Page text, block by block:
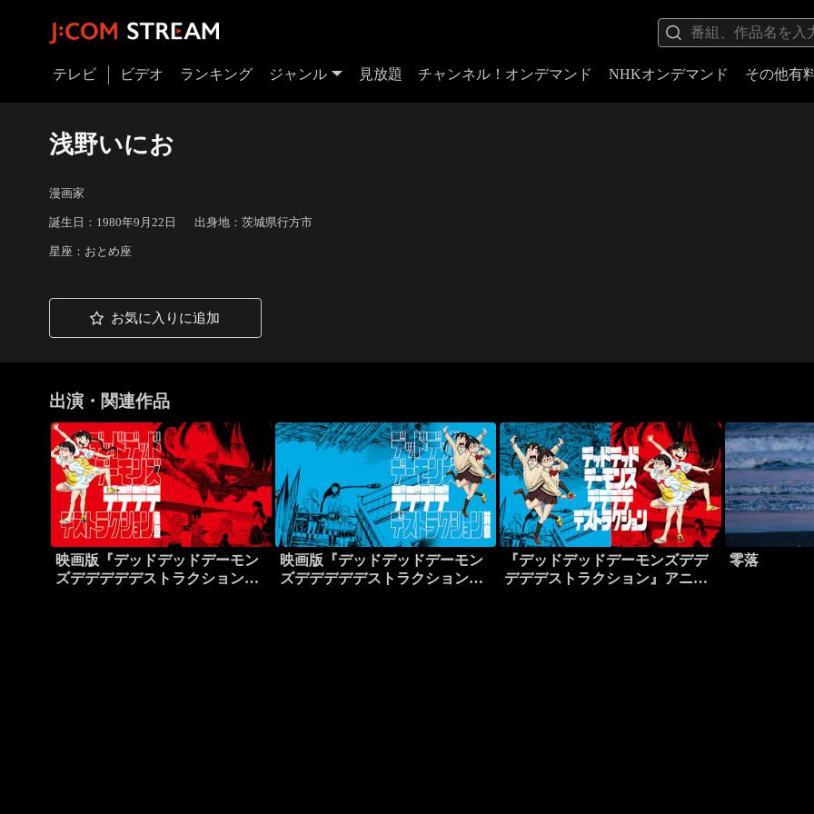
テレビ ビデオ ランキング ジャンル 見放題 チャンネル！オンデマンド NHKオンデマンド その他有
浅野いにお
漫画家
誕生日：1980年9月22日 出身地：茨城県行方市
星座：おとめ座
お気に入りに追加
出演・関連作品
映画版『デッドデッドデーモン
ズデデデデデストラクション』
映画版『デッドデッドデーモン
ズデデデデデストラクション』
『デッドデッドデーモンズデデ
デデデストラクション』アニメ
零落